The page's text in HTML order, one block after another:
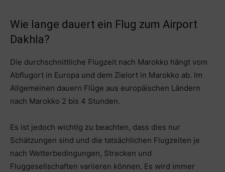
Wie lange dauert ein Flug zum Airport
Dakhla?
Die durchschnittliche Flugzeit nach Marokko hängt vom
Abflugort in Europa und dem Zielort in Marokko ab. Im
Allgemeinen dauern Flüge aus europäischen Ländern
nach Marokko 2 bis 4 Stunden.
Es ist jedoch wichtig zu beachten, dass dies nur
Schätzungen sind und die tatsächlichen Flugzeiten je
nach Wetterbedingungen, Strecken und
Fluggesellschaften variieren können. Es wird immer